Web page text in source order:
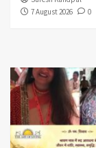
7 August 2026
0